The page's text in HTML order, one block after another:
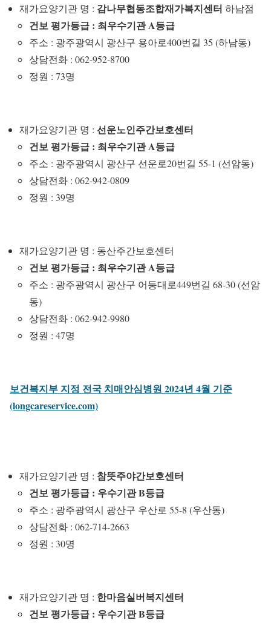
재가요양기관 명 : 감나무협동조합재가복지센터 하남점
건보 평가등급 : 최우수기관 A등급
주소 : 광주광역시 광산구 용아로400번길 35 (하남동)
상담전화 : 062-952-8700
정원 : 73명
재가요양기관 명 : 선운노인주간보호센터
건보 평가등급 : 최우수기관 A등급
주소 : 광주광역시 광산구 선운로20번길 55-1 (선암동)
상담전화 : 062-942-0809
정원 : 39명
재가요양기관 명 : 동산주간보호센터
건보 평가등급 : 최우수기관 A등급
주소 : 광주광역시 광산구 어등대로449번길 68-30 (선암
동)
상담전화 : 062-942-9980
정원 : 47명
보건복지부 지정 전국 치매안심병원 2024년 4월 기준
(longcareservice.com)
재가요양기관 명 : 참뜻주야간보호센터
건보 평가등급 : 우수기관 B등급
주소 : 광주광역시 광산구 우산로 55-8 (우산동)
상담전화 : 062-714-2663
정원 : 30명
재가요양기관 명 : 한마음실버복지센터
건보 평가등급 : 우수기관 B등급